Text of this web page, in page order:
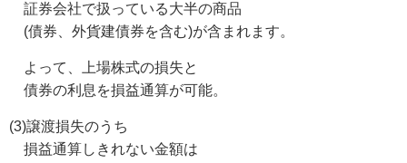
証券会社で扱っている大半の商品
(債券、外貨建債券を含む)が含まれます。
よって、上場株式の損失と
債券の利息を損益通算が可能。
(3)譲渡損失のうち
損益通算しきれない金額は